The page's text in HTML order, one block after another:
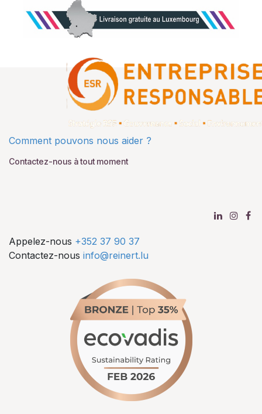
Comment pouvons nous aider ?
Contactez-nous à tout moment
Appelez-nous +352 37 90 37
Contactez-nous info@reinert.lu